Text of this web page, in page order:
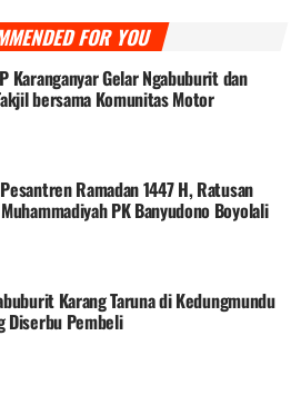
FOR YOU
Karanganyar Gelar Ngabuburit dan
bersama Komunitas Motor
Ramadan 1447 H, Ratusan
PK Banyudono Boyolali
Karang Taruna di Kedungmundu
Diserbu Pembeli